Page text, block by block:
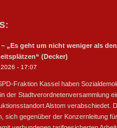
„Es geht um nicht weniger als
(Decker)
- 17:07
Fraktion Kassel haben
der Stadtverordnetenversammlung
Alstom verabschiedet.
sich gegenüber der Konzernleitung